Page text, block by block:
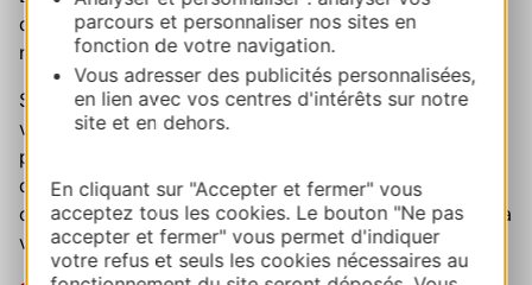
parcours et personnaliser nos sites en
fonction de votre navigation.
Vous adresser des publicités personnalisées,
en lien avec vos centres d'intérêts sur notre
site et en dehors.
En cliquant sur "Accepter et fermer" vous
acceptez tous les cookies. Le bouton "Ne pas
accepter et fermer" vous permet d'indiquer
votre refus et seuls les cookies nécessaires au
des saveurs et des savoir-faire qui font l’identité de
notre région.
Sur Mood Occitanie, partez à la rencontre des
vignerons, producteurs, artisans, restaurateurs et
passionnés qui font vivre un art de vivre unique, au fil
des saisons.Des adresses inspirantes, des produits de
caractère, des histoires humaines et des expériences à
vivre… pour découvrir l’Occitanie autrement.